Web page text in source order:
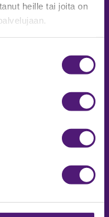
heille tai joita on